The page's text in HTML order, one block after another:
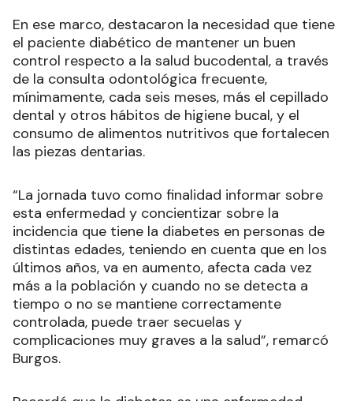
En ese marco, destacaron la necesidad que tiene
el paciente diabético de mantener un buen
control respecto a la salud bucodental, a través
de la consulta odontológica frecuente,
mínimamente, cada seis meses, más el cepillado
dental y otros hábitos de higiene bucal, y el
consumo de alimentos nutritivos que fortalecen
las piezas dentarias.
“La jornada tuvo como finalidad informar sobre
esta enfermedad y concientizar sobre la
incidencia que tiene la diabetes en personas de
distintas edades, teniendo en cuenta que en los
últimos años, va en aumento, afecta cada vez
más a la población y cuando no se detecta a
tiempo o no se mantiene correctamente
controlada, puede traer secuelas y
complicaciones muy graves a la salud”, remarcó
Burgos.